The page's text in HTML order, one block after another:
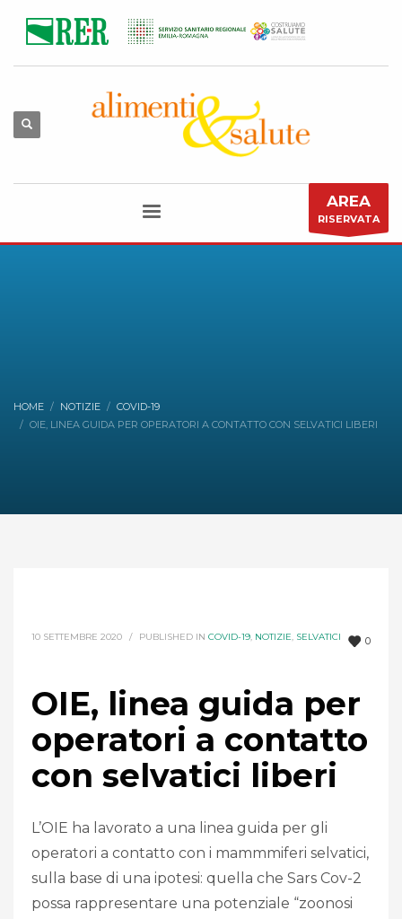
AREA
RISERVATA
HOME NOTIZIE
COVID-19
OIE, LINEA GUIDA PER OPERATORI A CONTATTO CON SELVATICI LIBERI
0
10 SETTEMBRE 2020 / PUBLISHED IN COVID-19, NOTIZIE, SELVATICI
OIE, linea guida per
operatori a contatto
con selvatici liberi
L’OIE ha lavorato a una linea guida per gli
operatori a contatto con i mammmiferi selvatici,
sulla base di una ipotesi: quella che Sars Cov-2
possa rappresentare una potenziale “zoonosi